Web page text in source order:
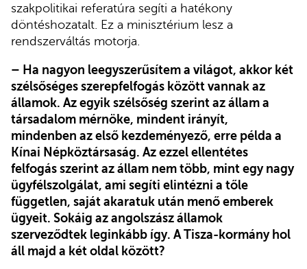
szakpolitikai referatúra segíti a hatékony
döntéshozatalt. Ez a minisztérium lesz a
rendszerváltás motorja.
– Ha nagyon leegyszerűsítem a világot, akkor két
szélsőséges szerepfelfogás között vannak az
államok. Az egyik szélsőség szerint az állam a
társadalom mérnöke, mindent irányít,
mindenben az első kezdeményező, erre példa a
Kínai Népköztársaság. Az ezzel ellentétes
felfogás szerint az állam nem több, mint egy nagy
ügyfélszolgálat, ami segíti elintézni a tőle
független, saját akaratuk után menő emberek
ügyeit. Sokáig az angolszász államok
szerveződtek leginkább így. A Tisza-kormány hol
áll majd a két oldal között?